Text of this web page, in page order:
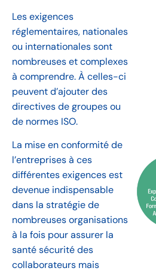
Les exigences
réglementaires, nationales
ou internationales sont
nombreuses et complexes
à comprendre. À celles-ci
peuvent d’ajouter des
directives de groupes ou
de normes ISO.
La mise en conformité de
l’entreprises à ces
différentes exigences est
devenue indispensable
dans la stratégie de
nombreuses organisations
à la fois pour assurer la
santé sécurité des
collaborateurs mais